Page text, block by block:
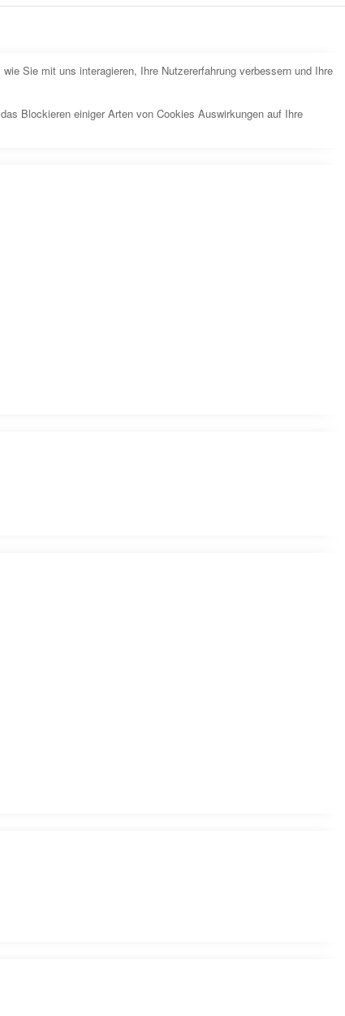
Sie mit uns interagieren, Ihre Nutzererfahrung verbessern und Ihre
Blockieren einiger Arten von Cookies Auswirkungen auf Ihre